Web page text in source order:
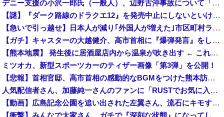
デニー支援の小沢一郎氏（一般人）、辺野古沖事故について「玉城デニー知事の責任ではないが、不幸な出来事を悪宣伝に利用する人がいる」
【謎】『ダーク路線のドラクエ12』を発売中止にしないといけなかった理由ってガチでなに？とりあえすだせばいいやん
【急いで引っ越せ】日本人が減り｢外国人が増えた｣市区町村ランキングｷﾀ━━!他
【ガチ】キャスターの大越健介、高市首相に『爆弾発言』をしてしまう！！！！！
【熊本地震】 発生後に居酒屋店内から温泉が吹き出す ← これ前触れじゃね？
ミツオカ、新型スポーツカーのティザー画像「第3弾」を公開！
【悲報】首相官邸、高市首相の感動的なBGMをつけた熊本訪問の感動ムービーを投稿
人気配信者さん、加藤純一さんのファンに「RUSTでお気に入りの配信者が負けて嫌だよな？空気読めってなるよな？その結果がVCR。お前らVCR向いて...
【動画】広島記念公園を追い出された左翼さん、流石にキモすぎて炎上
【衝撃】みんなで大家さん、ガチで『深刻な状態』になってしまう・・・・